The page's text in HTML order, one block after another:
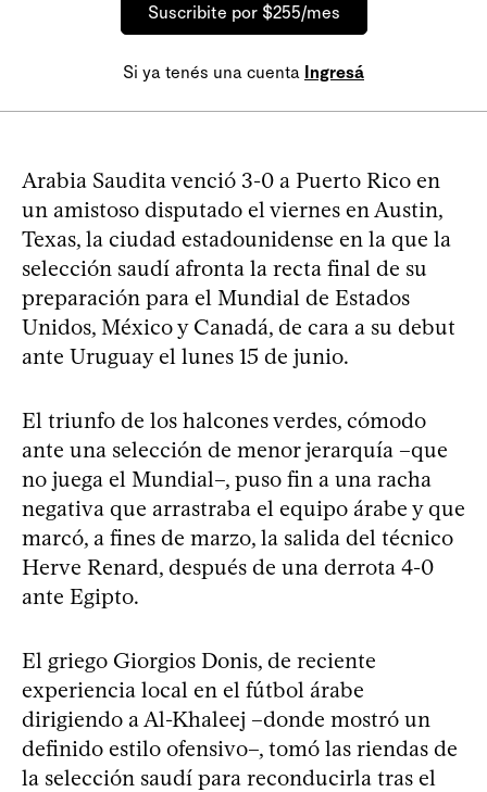
Suscribite por $255/mes
Si ya tenés una cuenta Ingresá
Arabia Saudita venció 3-0 a Puerto Rico en
un amistoso disputado el viernes en Austin,
Texas, la ciudad estadounidense en la que la
selección saudí afronta la recta final de su
preparación para el Mundial de Estados
Unidos, México y Canadá, de cara a su debut
ante Uruguay el lunes 15 de junio.
El triunfo de los halcones verdes, cómodo
ante una selección de menor jerarquía –que
no juega el Mundial–, puso fin a una racha
negativa que arrastraba el equipo árabe y que
marcó, a fines de marzo, la salida del técnico
Herve Renard, después de una derrota 4-0
ante Egipto.
El griego Giorgios Donis, de reciente
experiencia local en el fútbol árabe
dirigiendo a Al-Khaleej –donde mostró un
definido estilo ofensivo–, tomó las riendas de
la selección saudí para reconducirla tras el